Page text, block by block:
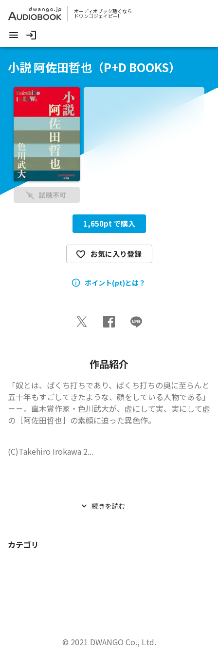
オーディオブック聴くなら
ドワンゴジェイピー!
小説 阿佐田哲也（P+D BOOKS）
試聴不可
1,650pt で購入
お気に入り登録
ポイント(pt)とは？
作品紹介
「奴とは、ばくち打ちであり、ばくち打ちの奥に至らんと
五十年もすごしてきたような、顔をしている人物である」
－－。直木賞作家・色川武大が、虚にして実、実にして虚
の［阿佐田哲也］の素顔に迫った異色作。
(C)Takehiro Irokawa 2...
続きを読む
カテゴリ
© 2021 DWANGO Co., Ltd.